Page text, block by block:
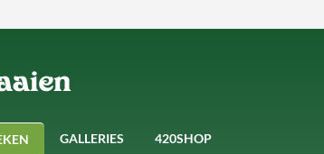
GALLERIES
420SHOP